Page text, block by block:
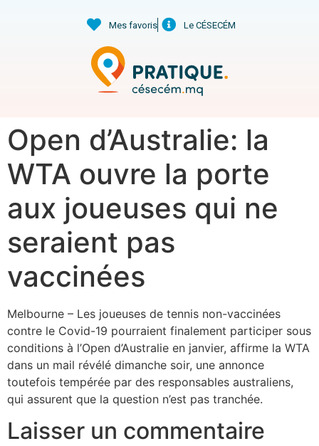
Mes favoris Le CÉSECÉM
Open d’Australie: la
WTA ouvre la porte
aux joueuses qui ne
seraient pas
vaccinées
Melbourne – Les joueuses de tennis non-vaccinées
contre le Covid-19 pourraient finalement participer sous
conditions à l’Open d’Australie en janvier, affirme la WTA
dans un mail révélé dimanche soir, une annonce
toutefois tempérée par des responsables australiens,
qui assurent que la question n’est pas tranchée.
Laisser un commentaire